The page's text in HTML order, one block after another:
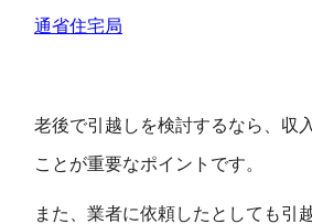
通省住宅局
老後で引越しを検討するなら、収
ことが重要なポイントです。
また、業者に依頼したとしても引